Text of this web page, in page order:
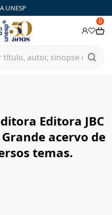
UNESP
0
Editora JBC
acervo de
temas.
PLP